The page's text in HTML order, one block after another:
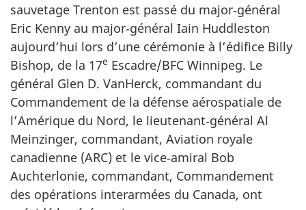
sauvetage Trenton est passé du major‑général
Eric Kenny au major‑général Iain Huddleston
aujourd’hui lors d’une cérémonie à l’édifice Billy
Bishop, de la 17e Escadre/BFC Winnipeg. Le
général Glen D. VanHerck, commandant du
Commandement de la défense aérospatiale de
l’Amérique du Nord, le lieutenant‑général Al
Meinzinger, commandant, Aviation royale
canadienne (ARC) et le vice‑amiral Bob
Auchterlonie, commandant, Commandement
des opérations interarmées du Canada, ont